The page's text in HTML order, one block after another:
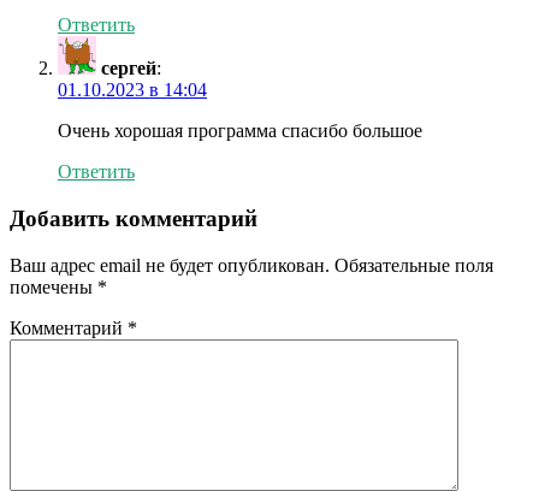
Ответить
сергей:
01.10.2023 в 14:04
Очень хорошая программа спасибо большое
Ответить
Добавить комментарий
Ваш адрес email не будет опубликован. Обязательные поля
помечены *
Комментарий *